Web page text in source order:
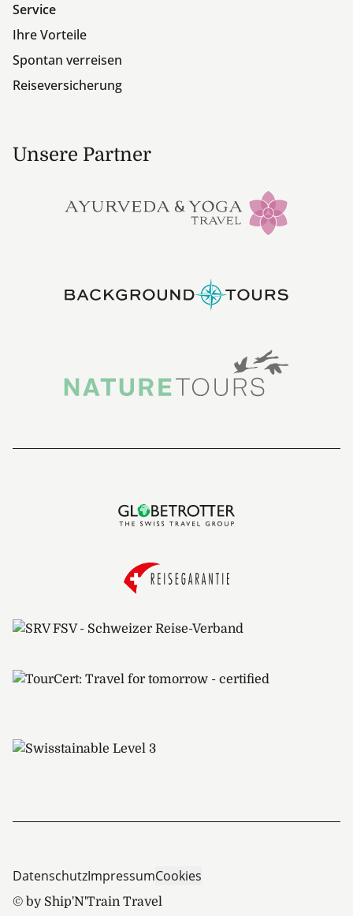
Service
Ihre Vorteile
Spontan verreisen
Reiseversicherung
Unsere Partner
© by Ship'N'Train Travel
DatenschutzImpressumCookies